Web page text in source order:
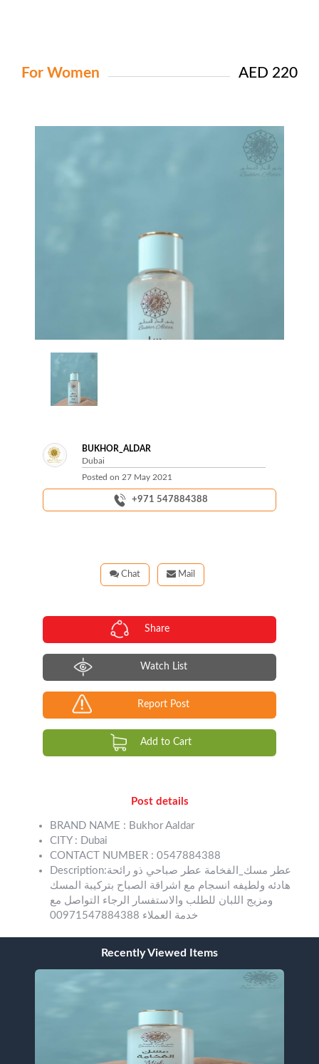
For Women AED 220
BUKHOR_ALDAR
Dubai
Posted on 27 May 2021
+971 547884388
Mail
Chat
Share
Watch List
Report Post
Add to Cart
Post details
BRAND NAME : Bukhor Aaldar
CITY : Dubai
CONTACT NUMBER : 0547884388
Description:عطر مسك_الفخامة عطر صباحي ذو رائحة
هادئه ولطيفه انسجام مع اشراقة الصباح بتركيبة المسك
ومزيج اللبان للطلب والاستفسار الرجاء التواصل مع
خدمة العملاء 00971547884388
Recently Viewed Items